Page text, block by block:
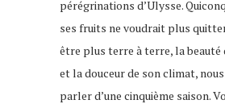
pérégrinations d’Ulysse.
ses fruits ne voudrait plus
être plus terre à terre, la beauté
et la douceur de son climat,
parler d’une cinquième saison.